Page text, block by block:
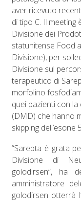
aver ricevuto
di tipo C. Il meeting
Divisione dei
statunitense Food
Divisione), per
Divisione sul
terapeutico di
morfolino
quei pazienti con
(DMD) che hanno
skipping dell’esone
“Sarepta è grata
Divisione di
golodirsen”, ha
amministratore
golodirsen otterrà